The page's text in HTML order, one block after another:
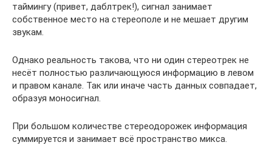
таймингу (привет, даблтрек!), сигнал занимает
собственное место на стереополе и не мешает другим
звукам.
Однако реальность такова, что ни один стереотрек не
несёт полностью различающуюся информацию в левом
и правом канале. Так или иначе часть данных совпадает,
образуя моносигнал.
При большом количестве стереодорожек информация
суммируется и занимает всё пространство микса.